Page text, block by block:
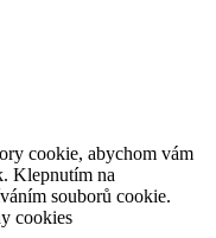
cookie, abychom vám
Klepnutím na
souborů cookie.
cookies